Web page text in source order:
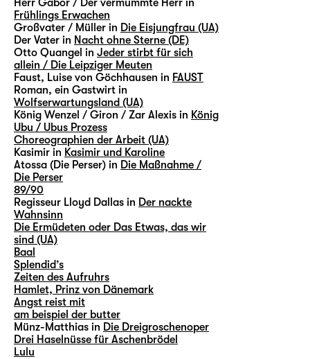
Herr Gabor / Der vermummte Herr in
Frühlings Erwachen
Großvater / Müller in Die Eisjungfrau (UA)
Der Vater in Nacht ohne Sterne (DE)
Otto Quangel in Jeder stirbt für sich
allein / Die Leipziger Meuten
Faust, Luise von Göchhausen in FAUST
Roman, ein Gastwirt in
Wolfserwartungsland (UA)
König Wenzel / Giron / Zar Alexis in König
Ubu / Ubus Prozess
Choreographien der Arbeit (UA)
Kasimir in Kasimir und Karoline
Atossa (Die Perser) in Die Maßnahme /
Die Perser
89/90
Regisseur Lloyd Dallas in Der nackte
Wahnsinn
Die Ermüdeten oder Das Etwas, das wir
sind (UA)
Baal
Splendid’s
Zeiten des Aufruhrs
Hamlet, Prinz von Dänemark
Angst reist mit
am beispiel der butter
Münz-Matthias in Die Dreigroschenoper
Drei Haselnüsse für Aschenbrödel
Lulu